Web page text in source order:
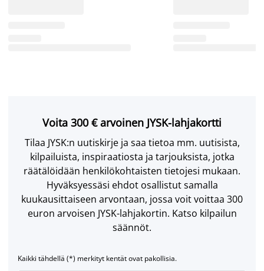
Voita 300 € arvoinen JYSK-lahjakortti
Tilaa JYSK:n uutiskirje ja saa tietoa mm. uutisista,
kilpailuista, inspiraatiosta ja tarjouksista, jotka
räätälöidään henkilökohtaisten tietojesi mukaan.
Hyväksyessäsi ehdot osallistut samalla
kuukausittaiseen arvontaan, jossa voit voittaa 300
euron arvoisen JYSK-lahjakortin. Katso kilpailun
säännöt.
Kaikki tähdellä (*) merkityt kentät ovat pakollisia.